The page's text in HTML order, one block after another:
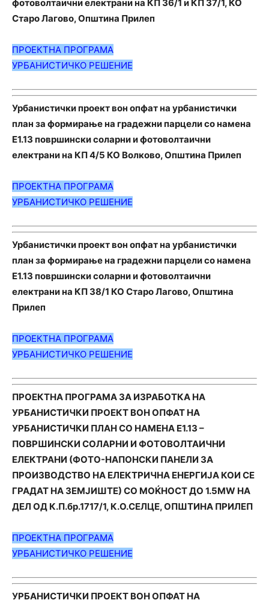
фотоволтаични електрани на КП 36/1 и КП 37/1, КО
Старо Лагово, Општина Прилеп
ПРОЕКТНА ПРОГРАМА
УРБАНИСТИЧКО РЕШЕНИЕ
Урбанистички проект вон опфат на урбанистички
план за формирање на градежни парцели со намена
Е1.13 површински соларни и фотоволтаични
електрани на КП 4/5 КО Волково, Општина Прилеп
ПРОЕКТНА ПРОГРАМА
УРБАНИСТИЧКО РЕШЕНИЕ
Урбанистички проект вон опфат на урбанистички
план за формирање на градежни парцели со намена
Е1.13 површински соларни и фотоволтаични
електрани на КП 38/1 КО Старо Лагово, Општина
Прилеп
ПРОЕКТНА ПРОГРАМА
УРБАНИСТИЧКО РЕШЕНИЕ
ПРОЕКТНА ПРОГРАМА ЗА ИЗРАБОТКА НА
УРБАНИСТИЧКИ ПРОЕКТ ВОН ОПФАТ НА
УРБАНИСТИЧКИ ПЛАН СО НАМЕНА Е1.13 –
ПОВРШИНСКИ СОЛАРНИ И ФОТОВОЛТАИЧНИ
ЕЛЕКТРАНИ (ФОТО-НАПОНСКИ ПАНЕЛИ ЗА
ПРОИЗВОДСТВО НА ЕЛЕКТРИЧНА EНЕРГИЈА КОИ СЕ
ГРАДАТ НА ЗЕМЈИШТЕ) СО МОЌНОСТ ДО 1.5MW НА
ДЕЛ ОД К.П.бр.1717/1, К.О.СЕЛЦЕ, ОПШТИНА ПРИЛЕП
ПРОЕКТНА ПРОГРАМА
УРБАНИСТИЧКО РЕШЕНИЕ
УРБАНИСТИЧКИ ПРОЕКТ ВОН ОПФАТ НА